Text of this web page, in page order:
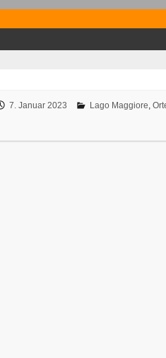
7. Januar 2023 Lago Maggiore,